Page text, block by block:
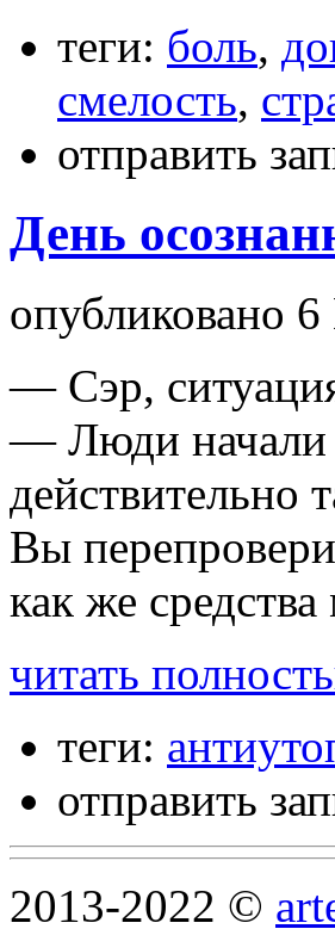
теги: боль,
смелость,
отправить
День
опубликовано
— Сэр,
— Люди
Вы
как же
читать
теги:
отправить
2013-2022 ©